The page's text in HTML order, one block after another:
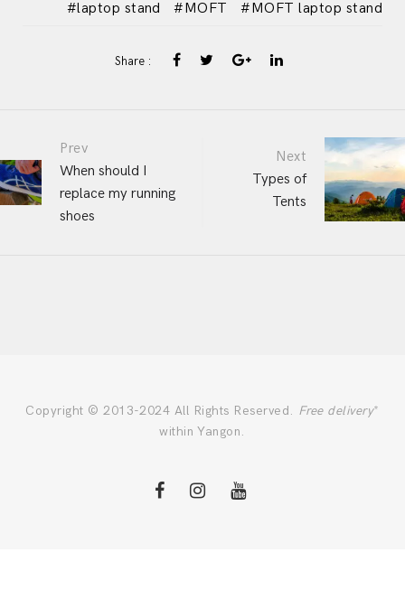
laptop stand MOFT MOFT laptop stand
Share :
Prev
When should I
replace my running
shoes
Next
Types of
Tents
Copyright © 2013-2024 All Rights Reserved. Free delivery*
within Yangon.